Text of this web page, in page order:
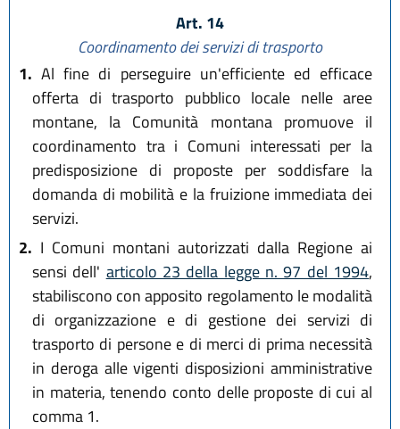
Art. 14
Coordinamento dei servizi di trasporto
1. Al fine di perseguire un'efficiente ed efficace
offerta di trasporto pubblico locale nelle aree
montane, la Comunità montana promuove il
coordinamento tra i Comuni interessati per la
predisposizione di proposte per soddisfare la
domanda di mobilità e la fruizione immediata dei
servizi.
2. I Comuni montani autorizzati dalla Regione ai
sensi dell' articolo 23 della legge n. 97 del 1994,
stabiliscono con apposito regolamento le modalità
di organizzazione e di gestione dei servizi di
trasporto di persone e di merci di prima necessità
in deroga alle vigenti disposizioni amministrative
in materia, tenendo conto delle proposte di cui al
comma 1.